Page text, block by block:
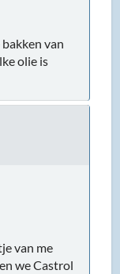
van
olie is
van me
we Castrol